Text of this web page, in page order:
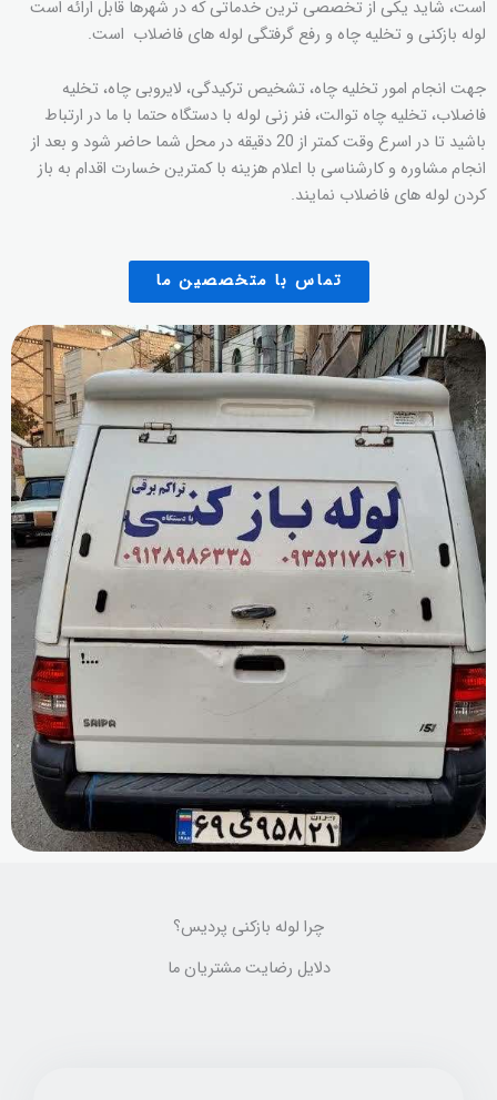
است، شاید یکی از تخصصی ترین خدماتی که در شهرها قابل ارائه است
لوله بازکنی و تخلیه چاه و رفع گرفتگی لوله های فاضلاب است.
جهت انجام امور تخلیه چاه، تشخیص ترکیدگی، لایروبی چاه، تخلیه
فاضلاب، تخلیه چاه توالت، فنر زنی لوله با دستگاه حتما با ما در ارتباط
باشید تا در اسرع وقت کمتر از 20 دقیقه در محل شما حاضر شود و بعد از
انجام مشاوره و کارشناسی با اعلام هزینه با کمترین خسارت اقدام به باز
کردن لوله های فاضلاب نمایند.
تماس با متخصصین ما
چرا لوله بازکنی پردیس؟
دلایل رضایت مشتریان ما